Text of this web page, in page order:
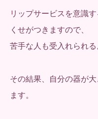
リップサービスを意識
くせがつきますので、
苦手な人も受入れられる
その結果、自分の器が
ます。